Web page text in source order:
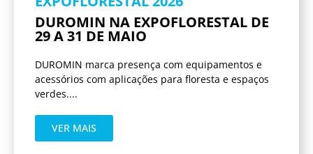
DUROMIN NA EXPOFLORESTAL DE
29 A 31 DE MAIO
DUROMIN marca presença com equipamentos e
acessórios com aplicações para floresta e espaços
verdes....
VER MAIS